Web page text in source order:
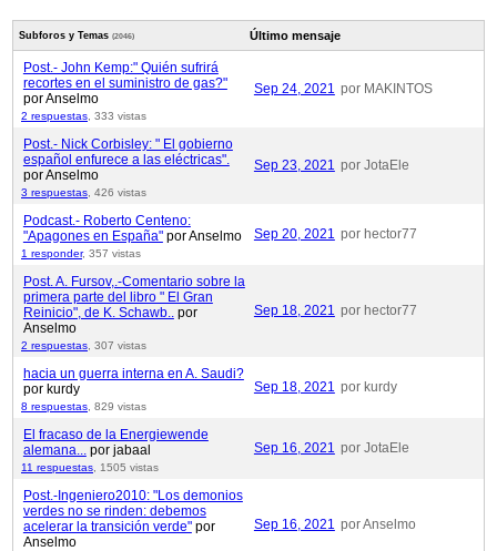
Subforos y Temas (2046) Último mensaje
Post.- John Kemp:" Quién sufrirá
recortes en el suministro de gas?"
por Anselmo
2 respuestas 333 vistas
Sep 24, 2021 por MAKINTOS
Post.- Nick Corbisley: " El gobierno
español enfurece a las eléctricas".
por Anselmo
3 respuestas 426 vistas
Sep 23, 2021 por JotaEle
Podcast.- Roberto Centeno:
"Apagones en España"por Anselmo
1 responder, 357 vistas
Sep 20, 2021 por hector77
Post. A. Fursov,.-Comentario sobre la
primera parte del libro " El Gran
Reinicio", de K. Schawb..por
Anselmo
2 respuestas 307 vistas
Sep 18, 2021 por hector77
hacia un guerra interna en A. Saudi?
por kurdy
8 respuestas 829 vistas
Sep 18, 2021 por kurdy
El fracaso de la Energiewende
alemana...por jabaal
11 respuestas 1505 vistas
Sep 16, 2021 por JotaEle
Post.-Ingeniero2010: "Los demonios
verdes no se rinden: debemos
acelerar la transición verde"por
Anselmo
Sep 16, 2021 por Anselmo